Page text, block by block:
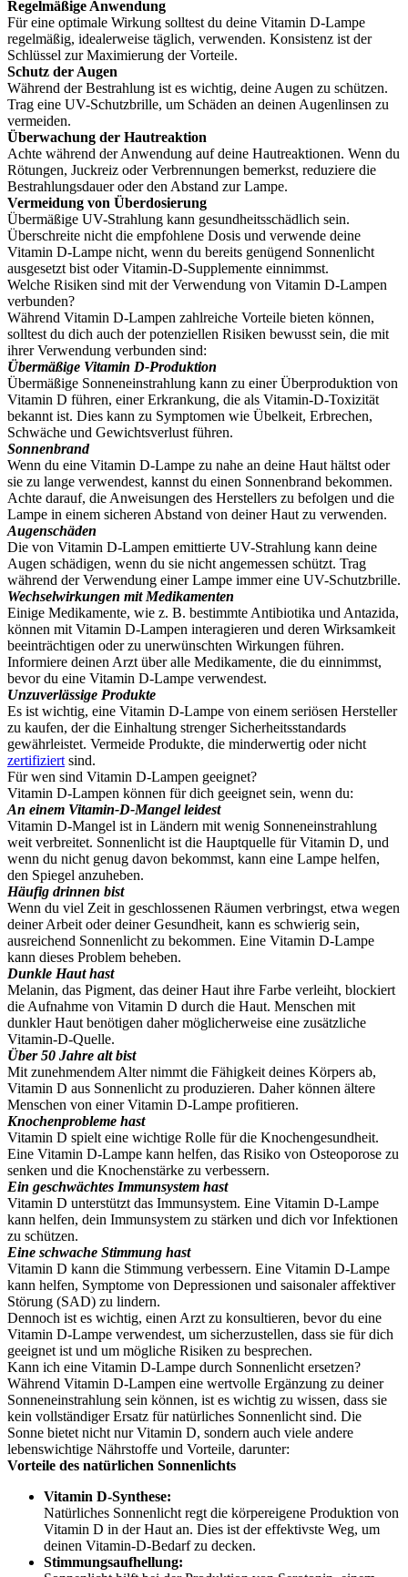
Regelmäßige Anwendung
Für eine optimale Wirkung solltest du deine Vitamin D-Lampe
regelmäßig, idealerweise täglich, verwenden. Konsistenz ist der
Schlüssel zur Maximierung der Vorteile.
Schutz der Augen
Während der Bestrahlung ist es wichtig, deine Augen zu schützen.
Trag eine UV-Schutzbrille, um Schäden an deinen Augenlinsen zu
vermeiden.
Überwachung der Hautreaktion
Achte während der Anwendung auf deine Hautreaktionen. Wenn du
Rötungen, Juckreiz oder Verbrennungen bemerkst, reduziere die
Bestrahlungsdauer oder den Abstand zur Lampe.
Vermeidung von Überdosierung
Übermäßige UV-Strahlung kann gesundheitsschädlich sein.
Überschreite nicht die empfohlene Dosis und verwende deine
Vitamin D-Lampe nicht, wenn du bereits genügend Sonnenlicht
ausgesetzt bist oder Vitamin-D-Supplemente einnimmst.
Welche Risiken sind mit der Verwendung von Vitamin D-Lampen
verbunden?
Während Vitamin D-Lampen zahlreiche Vorteile bieten können,
solltest du dich auch der potenziellen Risiken bewusst sein, die mit
ihrer Verwendung verbunden sind:
Übermäßige Vitamin D-Produktion
Übermäßige Sonneneinstrahlung kann zu einer Überproduktion von
Vitamin D führen, einer Erkrankung, die als Vitamin-D-Toxizität
bekannt ist. Dies kann zu Symptomen wie Übelkeit, Erbrechen,
Schwäche und Gewichtsverlust führen.
Sonnenbrand
Wenn du eine Vitamin D-Lampe zu nahe an deine Haut hältst oder
sie zu lange verwendest, kannst du einen Sonnenbrand bekommen.
Achte darauf, die Anweisungen des Herstellers zu befolgen und die
Lampe in einem sicheren Abstand von deiner Haut zu verwenden.
Augenschäden
Die von Vitamin D-Lampen emittierte UV-Strahlung kann deine
Augen schädigen, wenn du sie nicht angemessen schützt. Trag
während der Verwendung einer Lampe immer eine UV-Schutzbrille.
Wechselwirkungen mit Medikamenten
Einige Medikamente, wie z. B. bestimmte Antibiotika und Antazida,
können mit Vitamin D-Lampen interagieren und deren Wirksamkeit
beeinträchtigen oder zu unerwünschten Wirkungen führen.
Informiere deinen Arzt über alle Medikamente, die du einnimmst,
bevor du eine Vitamin D-Lampe verwendest.
Unzuverlässige Produkte
Es ist wichtig, eine Vitamin D-Lampe von einem seriösen Hersteller
zu kaufen, der die Einhaltung strenger Sicherheitsstandards
gewährleistet. Vermeide Produkte, die minderwertig oder nicht
zertifiziert sind.
Für wen sind Vitamin D-Lampen geeignet?
Vitamin D-Lampen können für dich geeignet sein, wenn du:
An einem Vitamin-D-Mangel leidest
Vitamin D-Mangel ist in Ländern mit wenig Sonneneinstrahlung
weit verbreitet. Sonnenlicht ist die Hauptquelle für Vitamin D, und
wenn du nicht genug davon bekommst, kann eine Lampe helfen,
den Spiegel anzuheben.
Häufig drinnen bist
Wenn du viel Zeit in geschlossenen Räumen verbringst, etwa wegen
deiner Arbeit oder deiner Gesundheit, kann es schwierig sein,
ausreichend Sonnenlicht zu bekommen. Eine Vitamin D-Lampe
kann dieses Problem beheben.
Dunkle Haut hast
Melanin, das Pigment, das deiner Haut ihre Farbe verleiht, blockiert
die Aufnahme von Vitamin D durch die Haut. Menschen mit
dunkler Haut benötigen daher möglicherweise eine zusätzliche
Vitamin-D-Quelle.
Über 50 Jahre alt bist
Mit zunehmendem Alter nimmt die Fähigkeit deines Körpers ab,
Vitamin D aus Sonnenlicht zu produzieren. Daher können ältere
Menschen von einer Vitamin D-Lampe profitieren.
Knochenprobleme hast
Vitamin D spielt eine wichtige Rolle für die Knochengesundheit.
Eine Vitamin D-Lampe kann helfen, das Risiko von Osteoporose zu
senken und die Knochenstärke zu verbessern.
Ein geschwächtes Immunsystem hast
Vitamin D unterstützt das Immunsystem. Eine Vitamin D-Lampe
kann helfen, dein Immunsystem zu stärken und dich vor Infektionen
zu schützen.
Eine schwache Stimmung hast
Vitamin D kann die Stimmung verbessern. Eine Vitamin D-Lampe
kann helfen, Symptome von Depressionen und saisonaler affektiver
Störung (SAD) zu lindern.
Dennoch ist es wichtig, einen Arzt zu konsultieren, bevor du eine
Vitamin D-Lampe verwendest, um sicherzustellen, dass sie für dich
geeignet ist und um mögliche Risiken zu besprechen.
Kann ich eine Vitamin D-Lampe durch Sonnenlicht ersetzen?
Während Vitamin D-Lampen eine wertvolle Ergänzung zu deiner
Sonneneinstrahlung sein können, ist es wichtig zu wissen, dass sie
kein vollständiger Ersatz für natürliches Sonnenlicht sind. Die
Sonne bietet nicht nur Vitamin D, sondern auch viele andere
lebenswichtige Nährstoffe und Vorteile, darunter:
Vorteile des natürlichen Sonnenlichts
Vitamin D-Synthese:
Natürliches Sonnenlicht regt die körpereigene Produktion von
Vitamin D in der Haut an. Dies ist der effektivste Weg, um
deinen Vitamin-D-Bedarf zu decken.
Stimmungsaufhellung: